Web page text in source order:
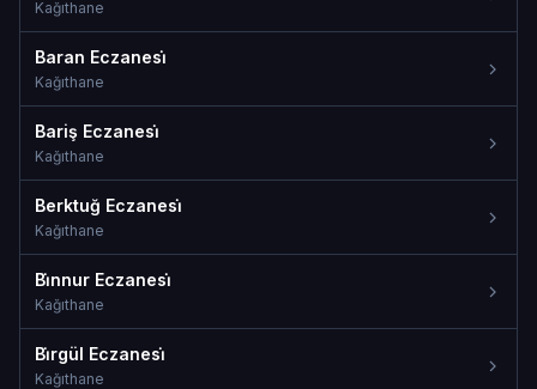
Kağıthane
Baran Eczanesi̇
Kağıthane
Bariş Eczanesi̇
Kağıthane
Berktuğ Eczanesi̇
Kağıthane
Bi̇nnur Eczanesi̇
Kağıthane
Bi̇rgül Eczanesi̇
Kağıthane